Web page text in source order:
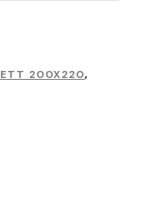
200X220,